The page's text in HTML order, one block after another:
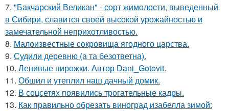
7. "Бакчарский Великан" - сорт жимолости, выведенный
в Сибири, славится своей высокой урожайностью и
замечательной неприхотливостью.
8. Малоизвестные сокровища ягодного царства.
9. Судили деревню (а та безответна).
10. Ленивые пирожки. Автор Dani_Gotovit.
11. Обшил и утеплил наш дачный домик.
12. В соцсетях появились трогательные кадры.
13. Как правильно обрезать виноград изабелла зимой: